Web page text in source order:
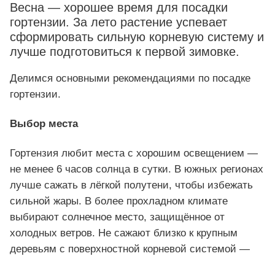
Весна — хорошее время для посадки
гортензии. За лето растение успевает
сформировать сильную корневую систему и
лучше подготовиться к первой зимовке.
Делимся основными рекомендациями по посадке
гортензии.
Выбор места
Гортензия любит места с хорошим освещением —
не менее 6 часов солнца в сутки. В южных регионах
лучше сажать в лёгкой полутени, чтобы избежать
сильной жары. В более прохладном климате
выбирают солнечное место, защищённое от
холодных ветров. Не сажают близко к крупным
деревьям с поверхностной корневой системой —